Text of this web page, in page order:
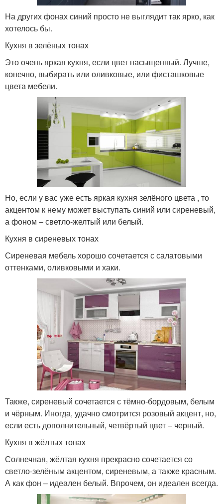
На других фонах синий просто не выглядит так ярко, как
хотелось бы.
Кухня в зелёных тонах
Это очень яркая кухня, если цвет насыщенный. Лучше,
конечно, выбирать или оливковые, или фисташковые
цвета мебели.
Но, если у вас уже есть яркая кухня зелёного цвета , то
акцентом к нему может выступать синий или сиреневый,
а фоном – светло-желтый или белый.
Кухня в сиреневых тонах
Сиреневая мебель хорошо сочетается с салатовыми
оттенками, оливковыми и хаки.
Также, сиреневый сочетается с тёмно-бордовым, белым
и чёрным. Иногда, удачно смотрится розовый акцент, но,
если есть дополнительный, четвёртый цвет – черный.
Кухня в жёлтых тонах
Солнечная, жёлтая кухня прекрасно сочетается со
светло-зелёным акцентом, сиреневым, а также красным.
А как фон – идеален белый. Впрочем, он идеален всегда.